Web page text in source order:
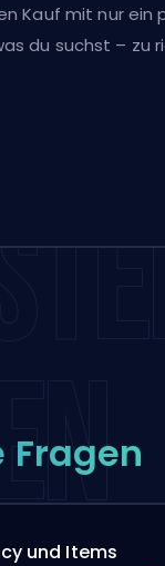
mit nur ein
du suchst – zu
und Items